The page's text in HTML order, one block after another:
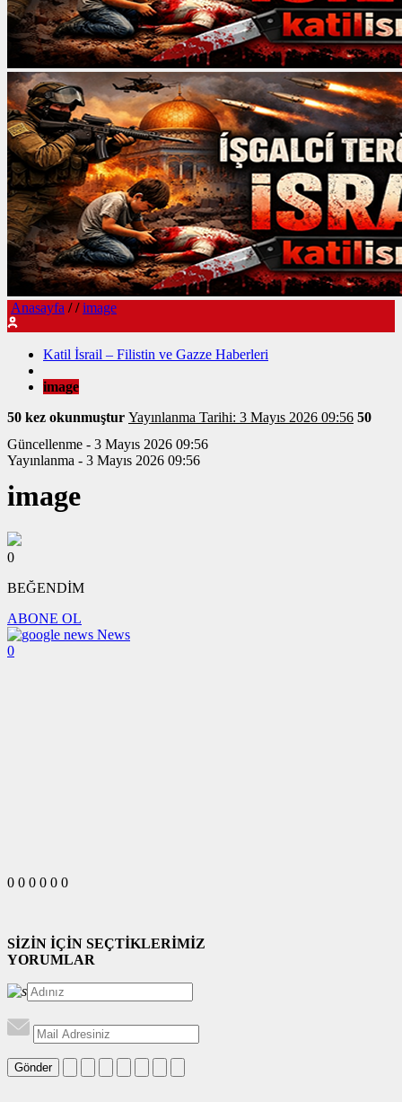
Anasayfa / / image
Katil İsrail – Filistin ve Gazze Haberleri
image
50 kez okunmuştur
Yayınlanma Tarihi: 3 Mayıs 2026 09:56 50
Güncellenme - 3 Mayıs 2026 09:56
Yayınlanma - 3 Mayıs 2026 09:56
image
0
BEĞENDİM
ABONE OL
News
0
0 0 0 0 0 0
SİZİN İÇİN SEÇTİKLERİMİZ
YORUMLAR
Gönder